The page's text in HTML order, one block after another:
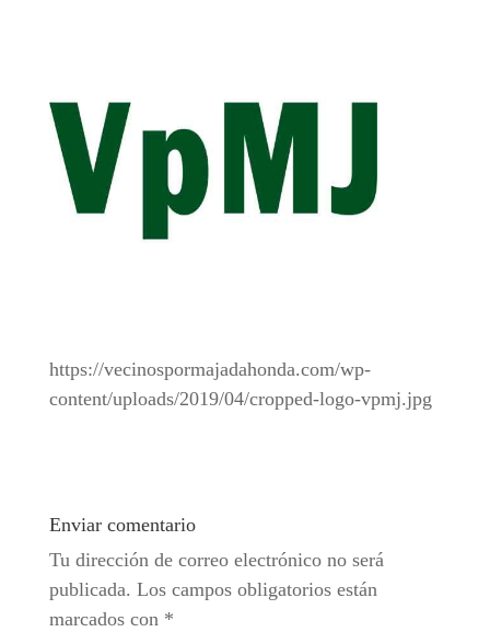
https://vecinospormajadahonda.com/wp-
content/uploads/2019/04/cropped-logo-vpmj.jpg
Enviar comentario
Tu dirección de correo electrónico no será
publicada. Los campos obligatorios están
marcados con *